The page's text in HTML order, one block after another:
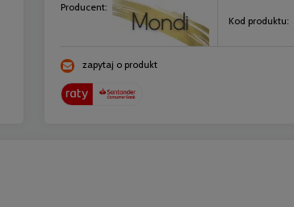
Producent:
Kod produktu:
zapytaj o produkt